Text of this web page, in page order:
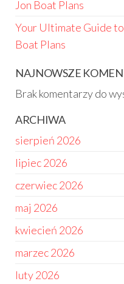
Jon Boat Plans
Your Ultimate Guide
Boat Plans
NAJNOWSZE
Brak komentarzy do
ARCHIWA
sierpień 2026
lipiec 2026
czerwiec 2026
maj 2026
kwiecień 2026
marzec 2026
luty 2026